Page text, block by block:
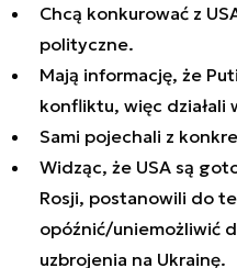
Chcą konkurować z
polityczne.
Mają informację, że
konfliktu, więc działali
Sami pojechali z
Widząc, że USA są
Rosji, postanowili do
opóźnić/uniemożliwić
uzbrojenia na Ukrainę.